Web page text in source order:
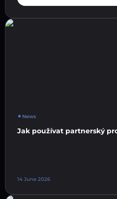
News
Jak používat partnerský
14 June 2026